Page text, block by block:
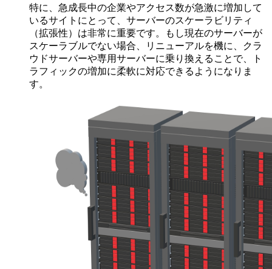
特に、急成長中の企業やアクセス数が急激に増加して
いるサイトにとって、サーバーのスケーラビリティ
（拡張性）は非常に重要です。もし現在のサーバーが
スケーラブルでない場合、リニューアルを機に、クラ
ウドサーバーや専用サーバーに乗り換えることで、ト
ラフィックの増加に柔軟に対応できるようになりま
す。